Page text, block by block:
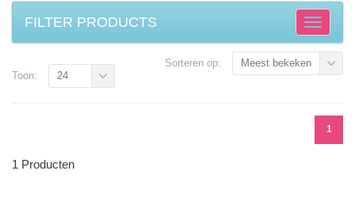
FILTER PRODUCTS
Sorteren op: Meest bekeken
1
Toon: 24
1 Producten